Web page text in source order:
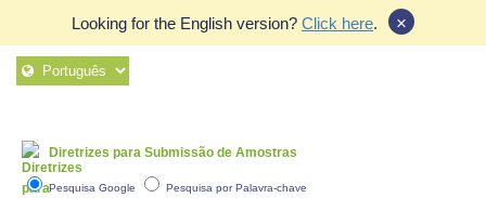
Looking for the English version? Click here. ×
Diretrizes para Submissão de Amostras
Pesquisa Google Pesquisa por Palavra-chave